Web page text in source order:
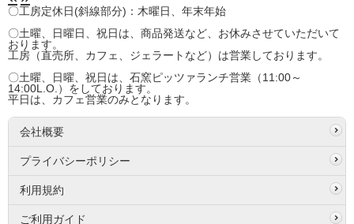
〇工房定休日(斜線部分)：木曜日、年末年始
〇土曜、日曜日、祝日は、商品発送など、お休みさせていただいて
おります。
工房（直売所、カフェ、ジェラートなど）は営業しております。
〇土曜、日曜、祝日は、石窯ピッツァランチ営業（11:00～
14:00L.O.）をしております。
平日は、カフェ営業のみとなります。
会社概要
プライバシーポリシー
利用規約
ご利用ガイド